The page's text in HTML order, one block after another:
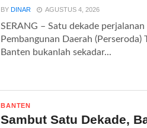
BYDINAR AGUSTUS 4, 2026
SERANG – Satu dekade perjalanan
Pembangunan Daerah (Perseroda)
Banten bukanlah sekadar...
BANTEN
Sambut Satu Dekade,